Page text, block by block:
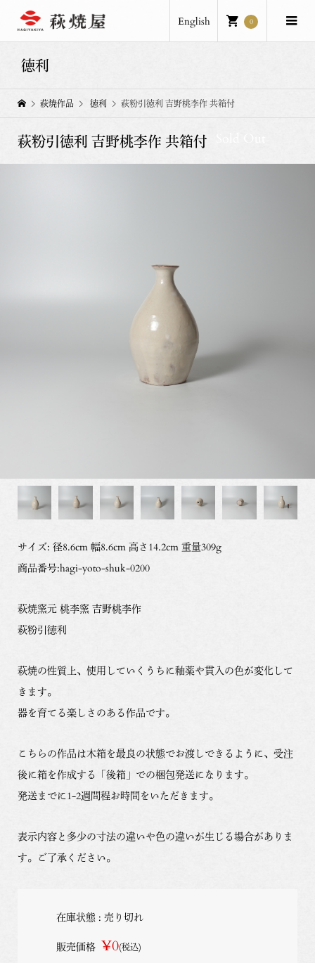
English 0
徳利
萩焼作品 徳利 萩粉引徳利 吉野桃李作 共箱付
萩粉引徳利 吉野桃李作 共箱付
サイズ: 径8.6cm 幅8.6cm 高さ14.2cm 重量309g
商品番号:hagi-yoto-shuk-0200
萩焼窯元 桃李窯 吉野桃李作
萩粉引徳利
萩焼の性質上、使用していくうちに釉薬や貫入の色が変化して
きます。
器を育てる楽しさのある作品です。
こちらの作品は木箱を最良の状態でお渡しできるように、受注
後に箱を作成する「後箱」での梱包発送になります。
発送までに1-2週間程お時間をいただきます。
表示内容と多少の寸法の違いや色の違いが生じる場合がありま
す。ご了承ください。
在庫状態 : 売り切れ
販売価格 ¥0(税込)